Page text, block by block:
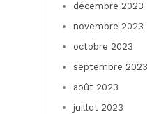
décembre 2023
novembre 2023
octobre 2023
septembre 2023
août 2023
juillet 2023